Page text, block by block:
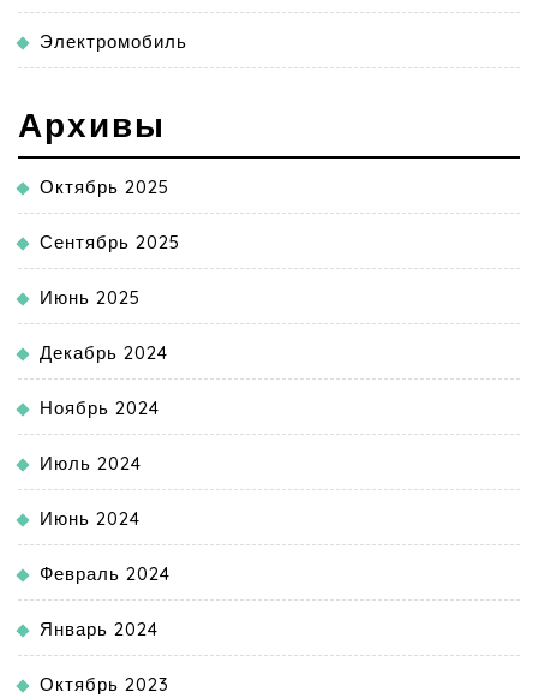
Электромобиль
Архивы
Октябрь 2025
Сентябрь 2025
Июнь 2025
Декабрь 2024
Ноябрь 2024
Июль 2024
Июнь 2024
Февраль 2024
Январь 2024
Октябрь 2023